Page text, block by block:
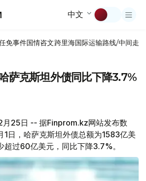
中文
免事件国情咨文跨里海国际运输路线/中间走廊
萨克斯坦外债同比下降3.7%
月25日 -- 据Finprom.kz网站发布数
日，哈萨克斯坦外债总额为1583亿美
超过60亿美元，同比下降3.7%。